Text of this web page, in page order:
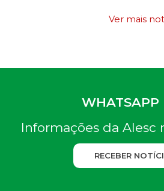
Ver mais
WHATSAPP
Informações da Alesc
RECEBER